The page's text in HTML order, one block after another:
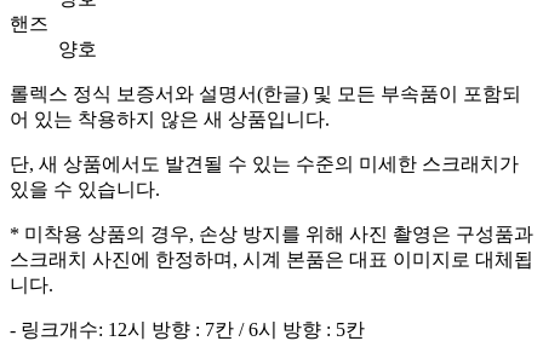
핸즈
양호
롤렉스 정식 보증서와 설명서(한글) 및 모든 부속품이 포함되
어 있는 착용하지 않은 새 상품입니다.
단, 새 상품에서도 발견될 수 있는 수준의 미세한 스크래치가
있을 수 있습니다.
* 미착용 상품의 경우, 손상 방지를 위해 사진 촬영은 구성품과
스크래치 사진에 한정하며, 시계 본품은 대표 이미지로 대체됩
니다.
- 링크개수: 12시 방향 : 7칸 / 6시 방향 : 5칸